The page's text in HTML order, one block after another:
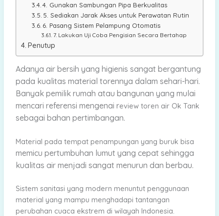
4. Gunakan Sambungan Pipa Berkualitas
5. Sediakan Jarak Akses untuk Perawatan Rutin
6. Pasang Sistem Pelampung Otomatis
7. Lakukan Uji Coba Pengisian Secara Bertahap
Penutup
Adanya air bersih yang higienis sangat bergantung
pada kualitas material torennya dalam sehari-hari.
Banyak pemilik rumah atau bangunan yang mulai
mencari referensi mengenai review toren air Ok Tank
sebagai bahan pertimbangan.
Material pada tempat penampungan yang buruk bisa
memicu pertumbuhan lumut yang cepat sehingga
kualitas air menjadi sangat menurun dan berbau.
Sistem sanitasi yang modern menuntut penggunaan
material yang mampu menghadapi tantangan
perubahan cuaca ekstrem di wilayah Indonesia.